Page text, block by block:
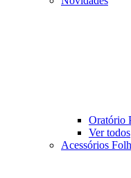
Oratório
Ver todos
Acessórios